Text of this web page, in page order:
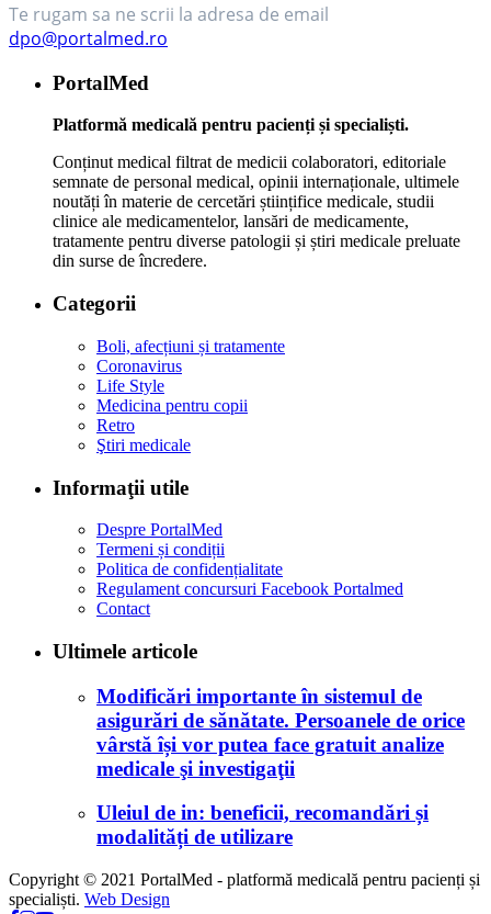
Te rugam sa ne scrii la adresa de email
dpo@portalmed.ro
PortalMed
Platformă medicală pentru pacienți și specialiști.
Conținut medical filtrat de medicii colaboratori, editoriale
semnate de personal medical, opinii internaționale, ultimele
noutăți în materie de cercetări științifice medicale, studii
clinice ale medicamentelor, lansări de medicamente,
tratamente pentru diverse patologii și știri medicale preluate
din surse de încredere.
Categorii
Boli, afecțiuni și tratamente
Coronavirus
Life Style
Medicina pentru copii
Retro
Ştiri medicale
Informaţii utile
Despre PortalMed
Termeni și condiții
Politica de confidențialitate
Regulament concursuri Facebook Portalmed
Contact
Ultimele articole
Modificări importante în sistemul de
asigurări de sănătate. Persoanele de orice
vârstă își vor putea face gratuit analize
medicale şi investigaţii
Uleiul de in: beneficii, recomandări și
modalități de utilizare
Copyright © 2021 PortalMed - platformă medicală pentru pacienți și
specialiști. Web Design